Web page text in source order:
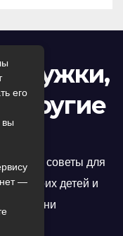
кружки,
другие
и советы для
своих детей и
в жизни
его
вы
нет —